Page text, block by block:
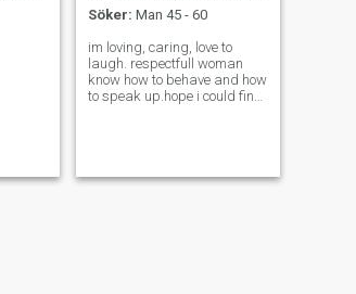
Söker: Man 45 - 60
im loving, caring, love to
laugh. respectfull woman
know how to behave and how
to speak up.hope i could find